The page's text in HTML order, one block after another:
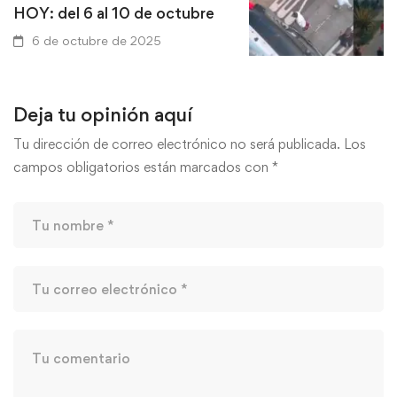
HOY: del 6 al 10 de octubre
6 de octubre de 2025
metroplús que
«Mechitas» en La
Deja tu opinión aquí
Tu dirección de correo electrónico no será publicada. Los
campos obligatorios están marcados con *